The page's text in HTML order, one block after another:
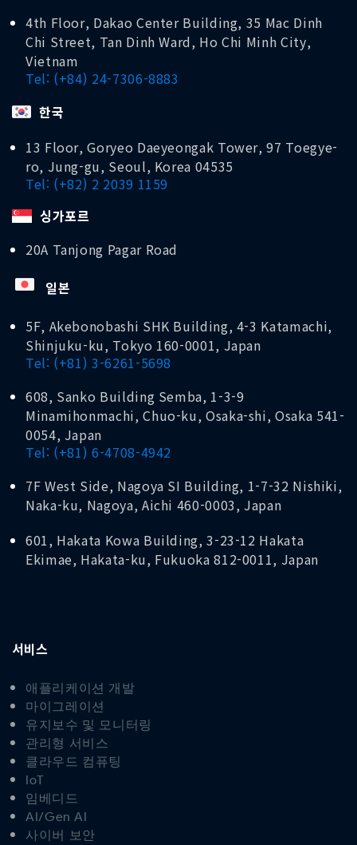
4th Floor, Dakao Center Building, 35 Mac Dinh
Chi Street, Tan Dinh Ward, Ho Chi Minh City,
Vietnam
Tel: (+84) 24-7306-8883
한국
13 Floor, Goryeo Daeyeongak Tower, 97 Toegye-
ro, Jung-gu, Seoul, Korea 04535
Tel: (+82) 2 2039 1159
싱가포르
20A Tanjong Pagar Road
일본
5F, Akebonobashi SHK Building, 4-3 Katamachi,
Shinjuku-ku, Tokyo 160-0001, Japan
Tel: (+81) 3-6261-5698
608, Sanko Building Semba, 1-3-9
Minamihonmachi, Chuo-ku, Osaka-shi, Osaka 541-
0054, Japan
Tel: (+81) 6-4708-4942
7F West Side, Nagoya SI Building, 1-7-32 Nishiki,
Naka-ku, Nagoya, Aichi 460-0003, Japan
601, Hakata Kowa Building, 3-23-12 Hakata
Ekimae, Hakata-ku, Fukuoka 812-0011, Japan
서비스
애플리케이션 개발
마이그레이션
유지보수 및 모니터링
관리형 서비스
클라우드 컴퓨팅
IoT
임베디드
AI/Gen AI
사이버 보안